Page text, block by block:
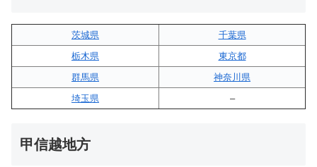
茨城県
千葉県
栃木県
東京都
群馬県
神奈川県
埼玉県
–
甲信越地方